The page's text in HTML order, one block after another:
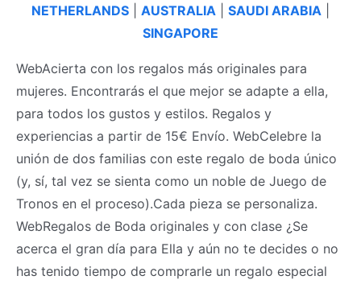
NETHERLANDS
AUSTRALIA SAUDI ARABIA
SINGAPORE
WebAcierta con los regalos más originales para
mujeres. Encontrarás el que mejor se adapte a ella,
para todos los gustos y estilos. Regalos y
experiencias a partir de 15€ Envío. WebCelebre la
unión de dos familias con este regalo de boda único
(y, sí, tal vez se sienta como un noble de Juego de
Tronos en el proceso).Cada pieza se personaliza.
WebRegalos de Boda originales y con clase ¿Se
acerca el gran día para Ella y aún no te decides o no
has tenido tiempo de comprarle un regalo especial